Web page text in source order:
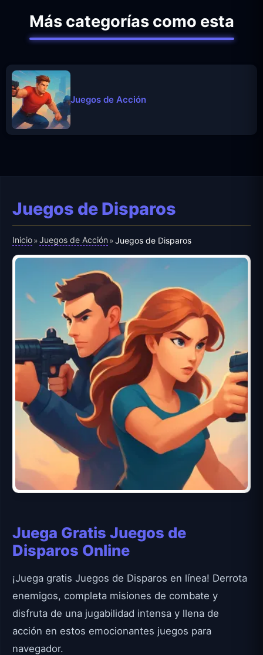
Juegos de Disparos
Inicio»Juegos de Acción »Juegos de Disparos
Juega Gratis Juegos de
Disparos Online
¡Juega gratis Juegos de Disparos en línea! Derrota
enemigos, completa misiones de combate y
disfruta de una jugabilidad intensa y llena de
acción en estos emocionantes juegos para
navegador.
Más categorías como esta
Juegos de Acción